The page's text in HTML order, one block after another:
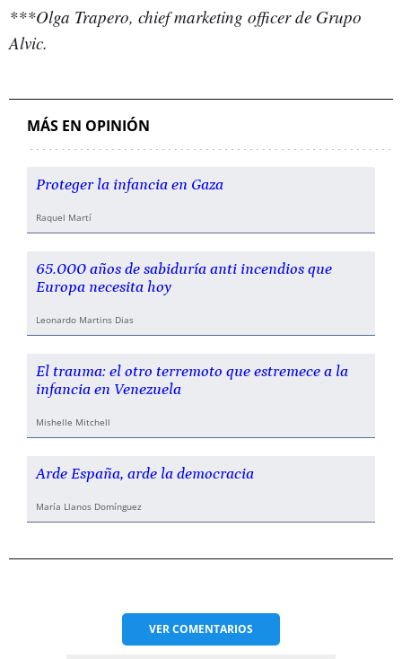
***Olga Trapero, chief marketing officer de Grupo
Alvic.
MÁS EN OPINIÓN
Proteger la infancia en Gaza
Raquel Martí
65.000 años de sabiduría anti incendios que
Europa necesita hoy
Leonardo Martins Dias
El trauma: el otro terremoto que estremece a la
infancia en Venezuela
Mishelle Mitchell
Arde España, arde la democracia
María Llanos Domínguez
VERCOMENTARIOS